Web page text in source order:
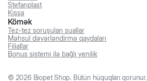
Stefanplast
Kissa
Kömək
Tez-tez soruşulan suallar
Məhsul dəyərləndirmə qaydaları
Filiallar
Bonus sistemi ilə bağlı yenilik
© 2026Biopet Shop. Bütün hüquqları qorunur.